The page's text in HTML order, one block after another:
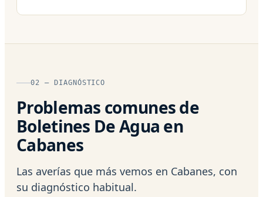
02 — DIAGNÓSTICO
Problemas comunes de
Boletines De Agua en
Cabanes
Las averías que más vemos en Cabanes, con
su diagnóstico habitual.